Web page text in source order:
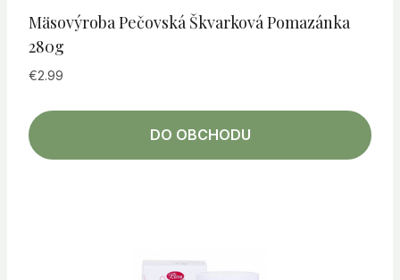
Mäsovýroba Pečovská Škvarková Pomazánka
280g
€2.99
DO OBCHODU